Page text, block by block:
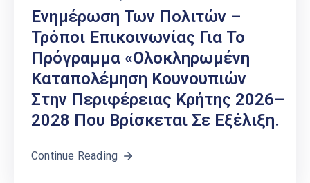
Ενημέρωση Των Πολιτών –
Τρόποι Επικοινωνίας Για Το
Πρόγραμμα «Ολοκληρωμένη
Καταπολέμηση Κουνουπιών
Στην Περιφέρειας Κρήτης 2026–
2028 Που Βρίσκεται Σε Εξέλιξη.
Continue Reading